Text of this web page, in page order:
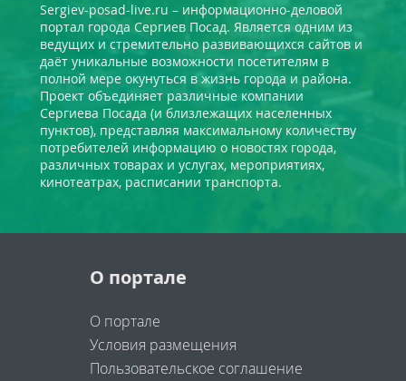
Sergiev-posad-live.ru – информационно-деловой
портал города Сергиев Посад. Является одним из
ведущих и стремительно развивающихся сайтов и
даёт уникальные возможности посетителям в
полной мере окунуться в жизнь города и района.
Проект объединяет различные компании
Сергиева Посада (и близлежащих населенных
пунктов), представляя максимальному количеству
потребителей информацию о новостях города,
различных товарах и услугах, мероприятиях,
кинотеатрах, расписании транспорта.
О портале
О портале
Условия размещения
Пользовательское соглашение